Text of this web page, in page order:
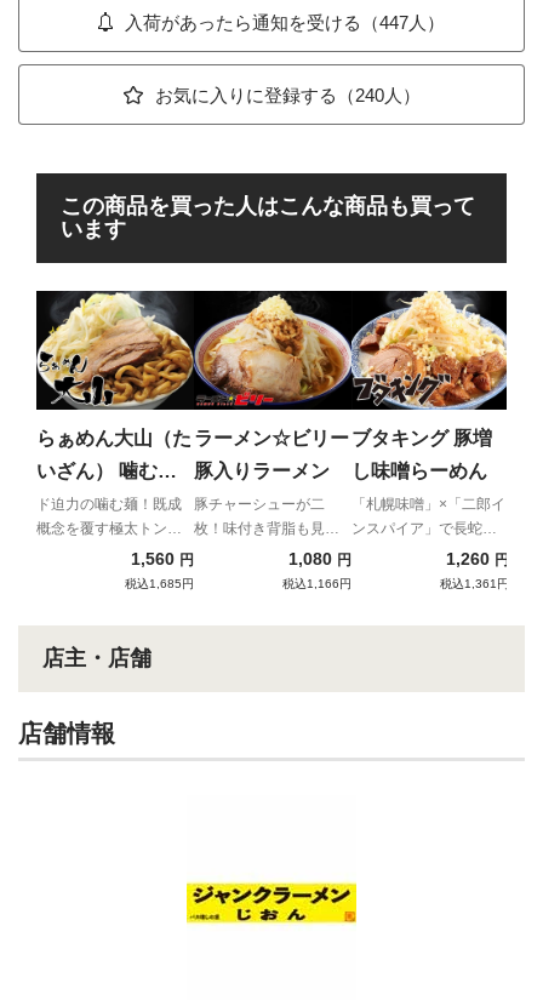
入荷があったら通知を受ける（447人）
お気に入りに登録する（240人）
この商品を買った人はこんな商品も買って
います
らぁめん大山（た
いざん） 噛む麺!
大麺
ド迫力の噛む麺！既成
概念を覆す極太トンコ
1,560 円
税込1,685円
ラーメン☆ビリー
豚入りラーメン
豚チャーシューが二
枚！味付き背脂も見逃
1,080 円
税込1,166円
ブタキング 豚増
し味噌らーめん
「札幌味噌」×「二郎イ
ンスパイア」で長蛇の
1,260 円
税込1,361円
店主・店舗
店舗情報